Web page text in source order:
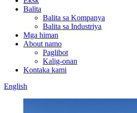
Balita
Balita sa Kompanya
Balita sa Industriya
Mga himan
About namo
Paglibot
Kalig-onan
Kontaka kami
English